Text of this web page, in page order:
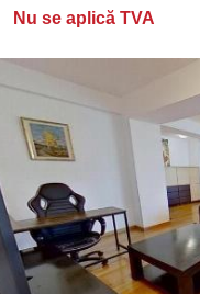
Nu se aplică TVA